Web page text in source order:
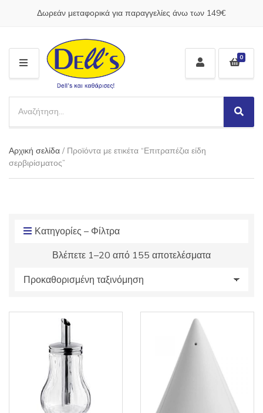
Δωρεάν μεταφορικά για παραγγελίες άνω των 149€
M
E
N
U
a
e
g
o
a
c
h
p
S
e
h
0
Αρχική σελίδα / Προϊόντα με ετικέτα “Επιτραπέζια είδη
σερβιρίσματος”
Κατηγορίες – Φίλτρα
Βλέπετε 1–20 από 155 αποτελέσματα